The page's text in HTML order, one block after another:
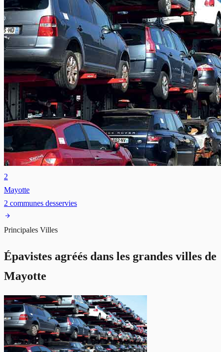
2
Mayotte
2 communes desservies
Principales Villes
Épavistes agréés dans les grandes villes de
Mayotte